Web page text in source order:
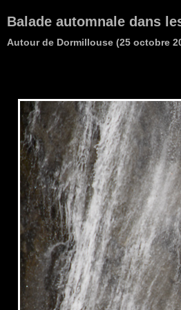
Balade automnale dans
Autour de Dormillouse (25 octobre